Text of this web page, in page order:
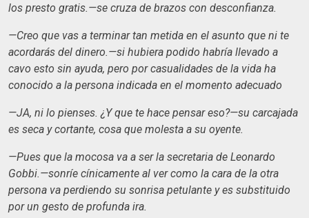
los presto gratis.—se cruza de brazos con desconfianza.
—Creo que vas a terminar tan metida en el asunto que ni te
acordarás del dinero.—si hubiera podido habría llevado a
cavo esto sin ayuda, pero por casualidades de la vida ha
conocido a la persona indicada en el momento adecuado
—JA, ni lo pienses. ¿Y que te hace pensar eso?—su carcajada
es seca y cortante, cosa que molesta a su oyente.
—Pues que la mocosa va a ser la secretaria de Leonardo
Gobbi.—sonríe cínicamente al ver como la cara de la otra
persona va perdiendo su sonrisa petulante y es substituido
por un gesto de profunda ira.